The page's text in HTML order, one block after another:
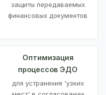
защиты передаваемых
финансовых документов
Оптимизация
процессов ЭДО
для устранения 'узких